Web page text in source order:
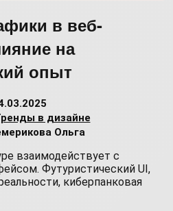
в веб-
на
опыт
в дизайне
Ольга